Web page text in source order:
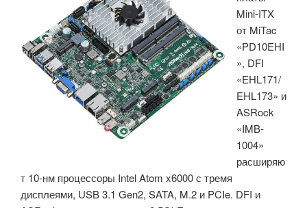
Mini-ITX
от MiTac
«PD10EHI
», DFI
«EHL171/
EHL173» и
ASRock
«IMB-
1004»
расширяю
т 10-нм процессоры Intel Atom x6000 с тремя
дисплеями, USB 3.1 Gen2, SATA, M.2 и PCIe. DFI и